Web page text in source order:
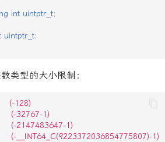
int uintptr_t;
uintptr_t;
类型的⼤小限制：
(-128)
(-32767-1)
(-2147483647-1)
(-__INT64_C(9223372036854775807)-1)